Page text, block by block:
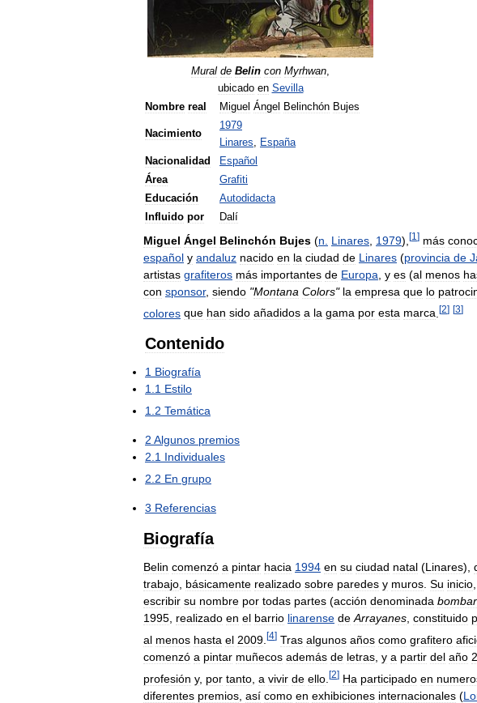
Mural de Belin con Myrhwan,
ubicado en Sevilla
Nombre real Miguel Ángel Belinchón Bujes
Nacimiento
1979
Linares, España
Nacionalidad
Español
Área
Grafiti
Educación
Autodidacta
Influido por Dalí
Miguel Ángel Belinchón Bujes (n Linares 1979), [1 ] más
español y andaluz nacido en la ciudad de Linares (provincia de
artistas grafiteros más importantes de Europa y es (al menos
con sponsor, siendo "Montana Colors" la empresa que lo
colores que han sido añadidos a la gama por esta marca [2] [3]
Contenido
1 Biografía
1.1 Estilo
1.2 Temática
2 Algunos premios
2.1 Individuales
2.2 En grupo
3 Referencias
Biografía
Belin comenzó a pintar hacia 1994 en su ciudad natal (Linares),
trabajo, básicamente realizado sobre paredes y muros. Su inicio,
escribir su nombre por todas partes (acción denominada
1995, realizado en el barrio linarense de Arrayanes, constituido
al menos hasta el 2009 [4] Tras algunos años como grafitero
comenzó a pintar muñecos además de letras y a partir del año
profesión y, por tanto a vivir de ello [2] Ha participado en
diferentes premios así como en exhibiciones internacionales (